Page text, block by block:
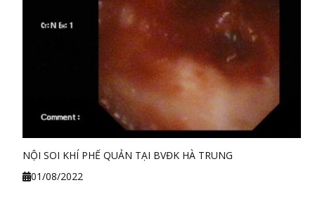
NỘI SOI KHÍ PHẾ QUẢN TẠI BVĐK HÀ TRUNG
01/08/2022